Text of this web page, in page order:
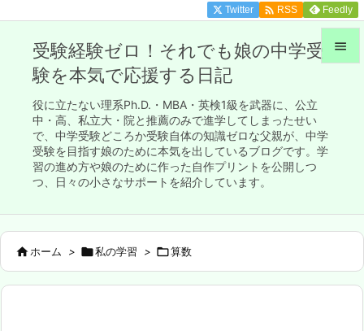
受験経験ゼロ！それでも娘の中学受
験を本気で応援する日記
役に立たない理系Ph.D.・MBA・英検1級を武器に、公立
中・高、私立大・院と推薦のみで進学してしまったせい
で、中学受験どころか受験自体の知識ゼロな父親が、中学
受験を目指す娘のために本気を出しているブログです。学
習の進め方や娘のために作った自作プリントを公開しつ
つ、日々の小さなサポートを紹介しています。

Twitter  RSS Feedly
ホーム > 私の学習 > 算数